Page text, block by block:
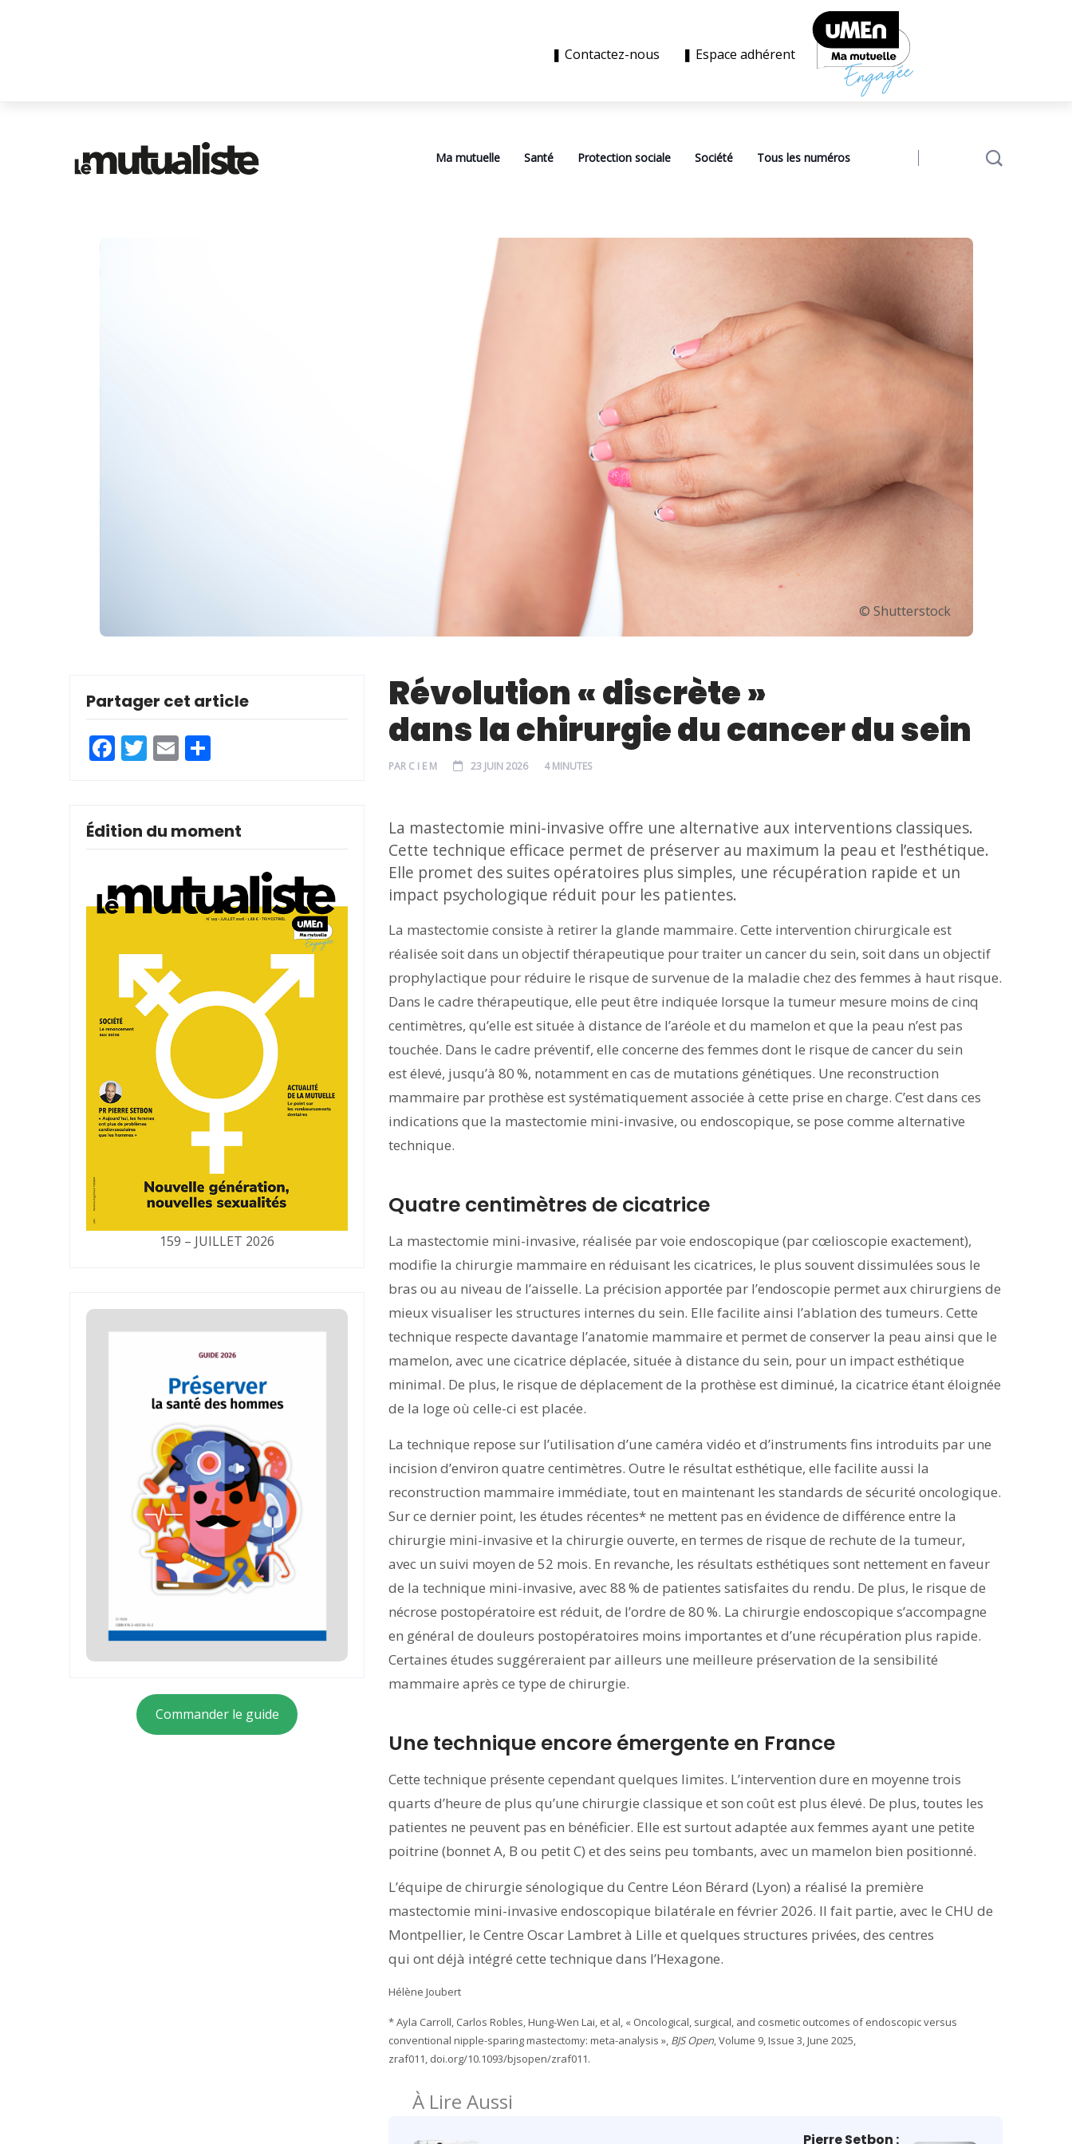
❚ Contactez-nous ❚ Espace adhérent
Ma mutuelle Santé Protection sociale Société Tous les numéros
© Shutterstock
Partager cet article
Facebook
Twitter
Email
Édition du moment
159 – JUILLET 2026
Commander le guide
Révolution « discrète »
dans la chirurgie du cancer du sein
PAR C I E M 23 JUIN 2026 4 MINUTES
La mastectomie mini-invasive offre une alternative aux interventions classiques.
Cette technique efficace permet de préserver au maximum la peau et l’esthétique.
Elle promet des suites opératoires plus simples, une récupération rapide et un
impact psychologique réduit pour les patientes.
La mastectomie consiste à retirer la glande mammaire. Cette intervention chirurgicale est
réalisée soit dans un objectif thérapeutique pour traiter un cancer du sein, soit dans un objectif
prophylactique pour réduire le risque de survenue de la maladie chez des femmes à haut risque.
Dans le cadre thérapeutique, elle peut être indiquée lorsque la tumeur mesure moins de cinq
centimètres, qu’elle est située à distance de l’aréole et du mamelon et que la peau n’est pas
touchée. Dans le cadre préventif, elle concerne des femmes dont le risque de cancer du sein
est élevé, jusqu’à 80 %, notamment en cas de mutations génétiques. Une reconstruction
mammaire par prothèse est systématiquement associée à cette prise en charge. C’est dans ces
indications que la mastectomie mini-invasive, ou endoscopique, se pose comme alternative
technique.
Quatre centimètres de cicatrice
La mastectomie mini-invasive, réalisée par voie endoscopique (par cœlioscopie exactement),
modifie la chirurgie mammaire en réduisant les cicatrices, le plus souvent dissimulées sous le
bras ou au niveau de l’aisselle. La précision apportée par l’endoscopie permet aux chirurgiens de
mieux visualiser les structures internes du sein. Elle facilite ainsi l’ablation des tumeurs. Cette
technique respecte davantage l’anatomie mammaire et permet de conserver la peau ainsi que le
mamelon, avec une cicatrice déplacée, située à distance du sein, pour un impact esthétique
minimal. De plus, le risque de déplacement de la prothèse est diminué, la cicatrice étant éloignée
de la loge où celle-ci est placée.
La technique repose sur l’utilisation d’une caméra vidéo et d’instruments fins introduits par une
incision d’environ quatre centimètres. Outre le résultat esthétique, elle facilite aussi la
reconstruction mammaire immédiate, tout en maintenant les standards de sécurité oncologique.
Sur ce dernier point, les études récentes* ne mettent pas en évidence de différence entre la
chirurgie mini-invasive et la chirurgie ouverte, en termes de risque de rechute de la tumeur,
avec un suivi moyen de 52 mois. En revanche, les résultats esthétiques sont nettement en faveur
de la technique mini-invasive, avec 88 % de patientes satisfaites du rendu. De plus, le risque de
nécrose postopératoire est réduit, de l’ordre de 80 %. La chirurgie endoscopique s’accompagne
en général de douleurs postopératoires moins importantes et d’une récupération plus rapide.
Certaines études suggéreraient par ailleurs une meilleure préservation de la sensibilité
mammaire après ce type de chirurgie.
Une technique encore émergente en France
Cette technique présente cependant quelques limites. L’intervention dure en moyenne trois
quarts d’heure de plus qu’une chirurgie classique et son coût est plus élevé. De plus, toutes les
patientes ne peuvent pas en bénéficier. Elle est surtout adaptée aux femmes ayant une petite
poitrine (bonnet A, B ou petit C) et des seins peu tombants, avec un mamelon bien positionné.
L’équipe de chirurgie sénologique du Centre Léon Bérard (Lyon) a réalisé la première
mastectomie mini-invasive endoscopique bilatérale en février 2026. Il fait partie, avec le CHU de
Montpellier, le Centre Oscar Lambret à Lille et quelques structures privées, des centres
qui ont déjà intégré cette technique dans l’Hexagone.
Hélène Joubert
* Ayla Carroll, Carlos Robles, Hung-Wen Lai, et al, « Oncological, surgical, and cosmetic outcomes of endoscopic versus
conventional nipple-sparing mastectomy: meta-analysis », BJS Open, Volume 9, Issue 3, June 2025,
zraf011, doi.org/10.1093/bjsopen/zraf011.
À Lire Aussi
Pierre Setbon :